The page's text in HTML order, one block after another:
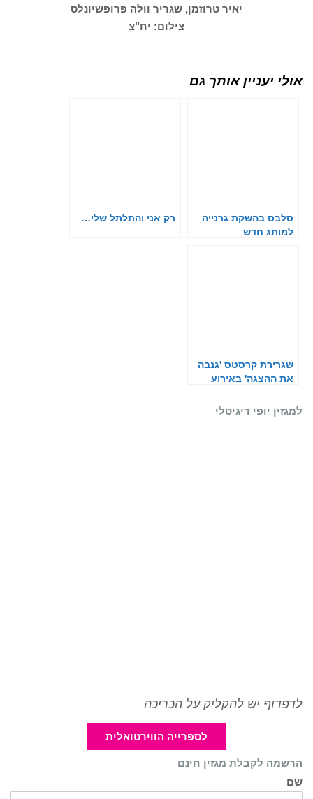
יאיר טרוזמן, שגריר וולה פרופשיונלס
צילום: יח"צ
אולי יעניין אותך גם
סלבס בהשקת גרנייה
למותג חדש
רק אני והתלתל שלי…
שגרירת קרסטס 'גנבה
את ההצגה' באירוע
למגזין יופי דיגיטלי
לדפדוף יש להקליק על הכריכה
לספרייה הווירטואלית
הרשמה לקבלת מגזין חינם
שם